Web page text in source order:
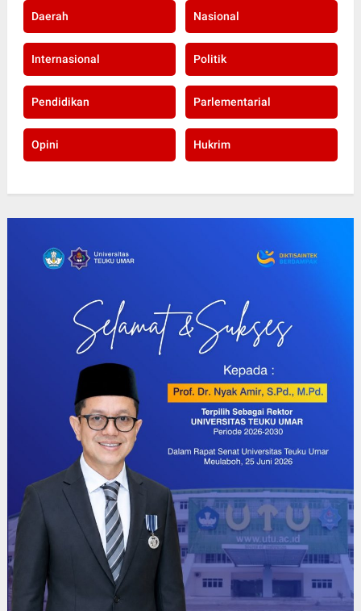
Daerah Nasional
Internasional Politik
Pendidikan Parlementarial
Opini Hukrim